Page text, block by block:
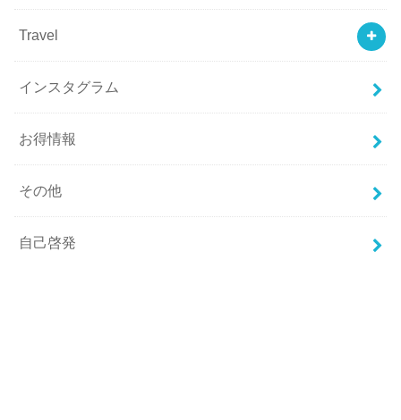
Travel
インスタグラム
お得情報
その他
自己啓発